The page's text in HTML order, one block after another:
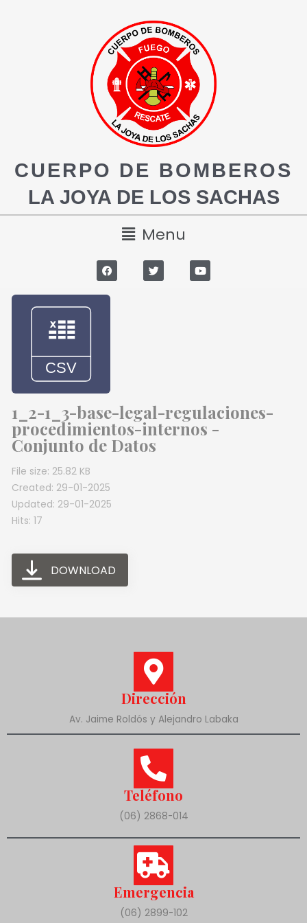
CUERPO DE BOMBEROS
LA JOYA DE LOS SACHAS
Menu
1_2-1_3-base-legal-regulaciones-
procedimientos-internos -
Conjunto de Datos
File size: 25.82 KB
Created: 29-01-2025
Updated: 29-01-2025
Hits: 17
DOWNLOAD
Dirección
Av. Jaime Roldós y Alejandro Labaka
Teléfono
(06) 2868-014
Emergencia
(06) 2899-102